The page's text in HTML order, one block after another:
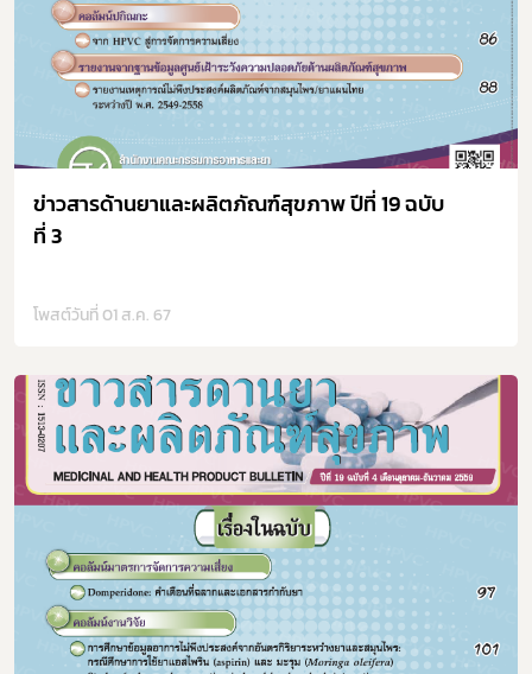
ข่าวสารด้านยาและผลิตภัณฑ์สุขภาพ ปีที่ 19 ฉบับ
ที่ 3
โพสต์วันที่ 01 ส.ค. 67